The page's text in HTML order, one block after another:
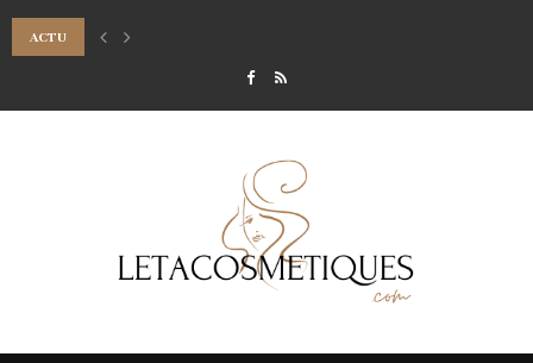
ACTU
7 CONSEILS POUR RÉUSSIR SON MAQUILLAGE DE SOIRÉE LUMINEUX